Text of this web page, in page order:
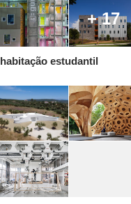
+ 17
habitação estudantil